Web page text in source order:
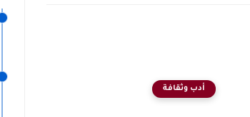
أدب وثقافة